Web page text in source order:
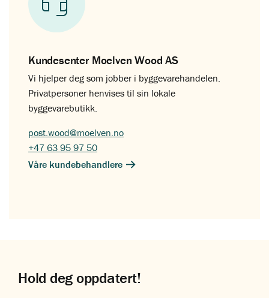
Kundesenter Moelven Wood AS
Vi hjelper deg som jobber i byggevarehandelen.
Privatpersoner henvises til sin lokale
byggevarebutikk.
post.wood@moelven.no
+47 63 95 97 50
Våre kundebehandlere
Hold deg oppdatert!